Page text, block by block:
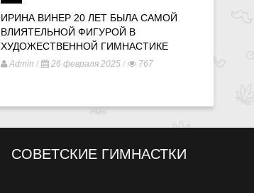
ИРИНА ВИНЕР 20 ЛЕТ БЫЛА САМОЙ
ВЛИЯТЕЛЬНОЙ ФИГУРОЙ В
ХУДОЖЕСТВЕННОЙ ГИМНАСТИКЕ
Admin / 26 февраля 2025 / 767
СОВЕТСКИЕ ГИМНАСТКИ